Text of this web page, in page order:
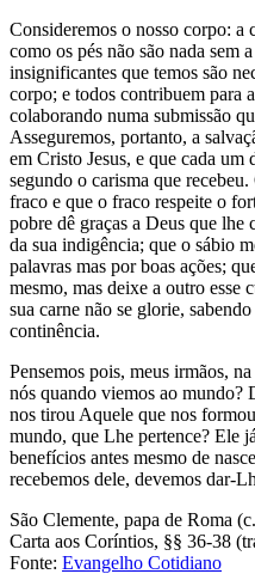
Consideremos o nosso corpo: a
como os pés não são nada sem
insignificantes que temos são
corpo; e todos contribuem para
colaborando numa submissão
Asseguremos, portanto, a
em Cristo Jesus, e que cada um
segundo o carisma que
fraco e que o fraco respeite o
pobre dê graças a Deus que lhe
da sua indigência; que o sábio
palavras mas por boas ações;
mesmo, mas deixe a outro esse
sua carne não se glorie,
continência.
Pensemos pois, meus irmãos,
nós quando viemos ao mundo?
nos tirou Aquele que nos
mundo, que Lhe pertence? Ele
benefícios antes mesmo de
recebemos dele, devemos dar-
São Clemente, papa de Roma
Carta aos Coríntios, §§ 36-38
Fonte: Evangelho Cotidiano